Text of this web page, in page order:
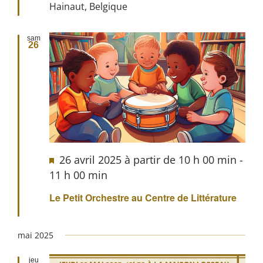
Hainaut, Belgique
sam
26
Le Petit Orchestre au Centre de Littérature
26 avril 2025 à partir de 10 h 00 min -
11 h 00 min
mai 2025
jeu